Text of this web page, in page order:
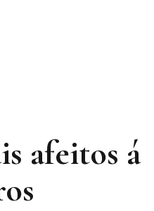
afeitos á